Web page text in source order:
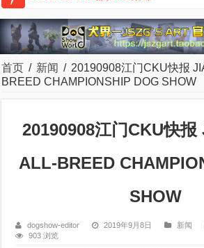
首页 / 新闻 / 20190908江门CKU快报
BREED CHAMPIONSHIP DOG SHOW
20190908江门CKU快报
ALL-BREED
SHOW
dogshow-editor 2019年9月8日 新闻
903 浏览